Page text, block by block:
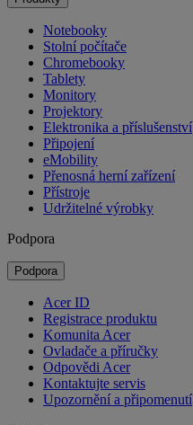
Notebooky
Stolní počítače
Chromebooky
Tablety
Monitory
Projektory
Elektronika a příslušenství
Připojení
eMobility
Přenosná herní zařízení
Přístroje
Udržitelné výrobky
Podpora
Podpora
Acer ID
Registrace produktu
Komunita Acer
Ovladače a příručky
Odpovědi Acer
Kontaktujte servis
Upozornění a připomenutí